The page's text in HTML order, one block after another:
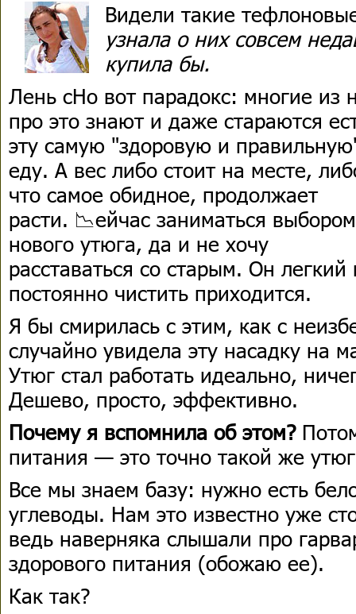
Видели такие
узнала о них совсем
купила бы.
Лень сНо вот парадокс: многие из
про это знают и даже стараются
эту самую "здоровую и
еду. А вес либо стоит на месте,
что самое обидное, продолжает
расти. 📉ейчас заниматься выбором
нового утюга, да и не хочу
расставаться со старым. Он
постоянно чистить приходится.
Я бы смирилась с этим, как с
случайно увидела эту насадку на
Утюг стал работать идеально,
Дешево, просто, эффективно.
Почему я вспомнила об этом?
питания — это точно такой же
Все мы знаем базу: нужно есть
углеводы. Нам это известно уже
ведь наверняка слышали про
здорового питания (обожаю ее).
Как так?